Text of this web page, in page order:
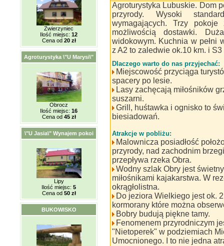
Zwierzyniec
Ilość miejsc: 12
Cena od 20 zł
Agroturystyka \"U Marysi\"
Obrocz
Ilość miejsc: 16
Cena od 45 zł
\"U Jasia\" Wynajem pokoi
Lipy
Ilość miejsc: 5
Cena od 50 zł
BUKOWISKO
Agroturystyka Lubuskie. Dom
przyrody. Wysoki
wymagających. Trzy
możliwością dostawki.
widokowym. Kuchnia w pełni
z A2 to zaledwie ok.10 km. i S3
Dlaczego warto do nas przyjechać:
Miejscowość przyciąga
spacery po lesie.
Lasy zachęcają miłośników
suszarni.
Grill, huśtawka i ognisko to
biesiadowań.
Atrakcje w pobliżu:
Malownicza posiadłość
przyrody, nad zachodnim
przepływa rzeka Obra.
Wodny szlak Obry jest
miłośnikami kajakarstwa. W
okrągłolistna.
Do jeziora Wielkiego jest ok.
kormorany które można
Bobry budują piękne tamy.
Fenomenem przyrodniczym
"Nietoperek" w podziemiach
Umocnionego. I to nie jedna